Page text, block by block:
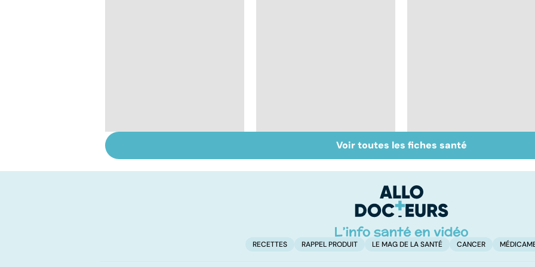
fléau planétaire
Tout savoir sur les
infections
Inflammation des
amygdales : que faire
Voir toutes les fiches santé
RECETTES RAPPEL PRODUIT LE MAG DE LA SANTÉ CANCER